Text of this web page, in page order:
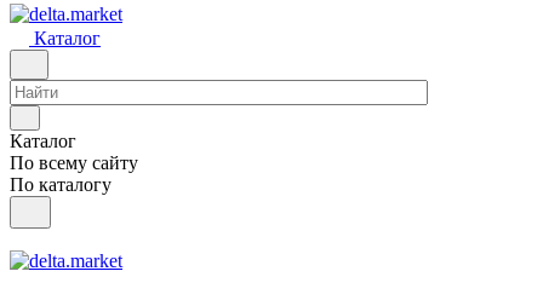
Каталог
Каталог
По всему сайту
По каталогу